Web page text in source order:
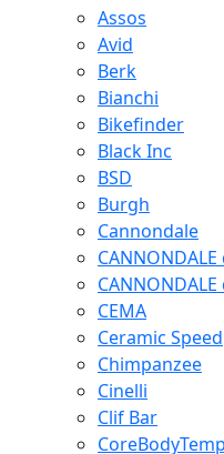
Assos
Avid
Berk
Bianchi
Bikefinder
Black Inc
BSD
Burgh
Cannondale
CEMA
Ceramic Speed
Chimpanzee
Cinelli
Clif Bar
CoreBodyTemp